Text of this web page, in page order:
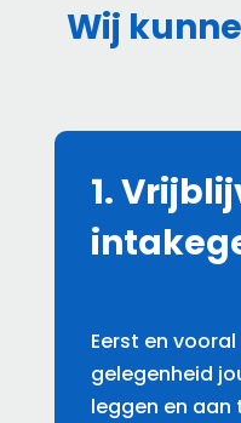
Wij
1.
Eerst en
gelegenheid
leggen en aan